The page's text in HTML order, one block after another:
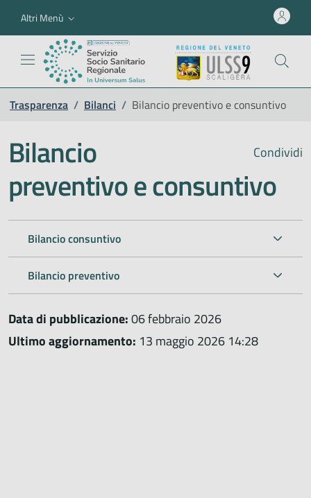
Altri Menù
Trasparenza / Bilanci / Bilancio preventivo e consuntivo
Condividi
Bilancio
preventivo e consuntivo
Bilancio consuntivo
Bilancio preventivo
Data di pubblicazione:06 febbraio 2026
Ultimo aggiornamento: 13 maggio 2026 14:28